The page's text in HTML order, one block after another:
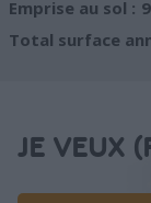
Emprise au sol :
Total surface
JE VEUX